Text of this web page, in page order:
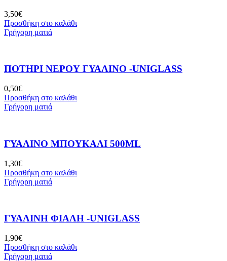
3,50€
Προσθήκη στο καλάθι
Γρήγορη ματιά
ΠΟΤΉΡΙ ΝΕΡΟΎ ΓΥΆΛΙΝΟ -UNIGLASS
0,50€
Προσθήκη στο καλάθι
Γρήγορη ματιά
ΓΥΆΛΙΝΟ ΜΠΟΥΚΆΛΙ 500ML
1,30€
Προσθήκη στο καλάθι
Γρήγορη ματιά
ΓΥΆΛΙΝΗ ΦΙΆΛΗ -UNIGLASS
1,90€
Προσθήκη στο καλάθι
Γρήγορη ματιά